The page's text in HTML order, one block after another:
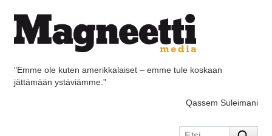
"Emme ole kuten amerikkalaiset – emme tule koskaan
jättämään ystäviämme."
Qassem Suleimani